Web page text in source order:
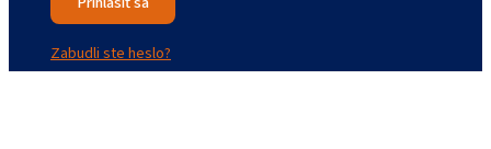
Zabudli ste heslo?